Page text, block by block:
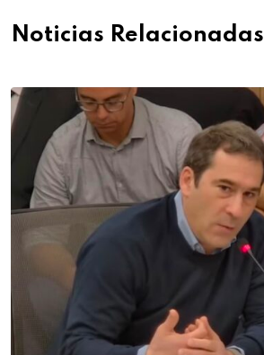
Noticias Relacionadas